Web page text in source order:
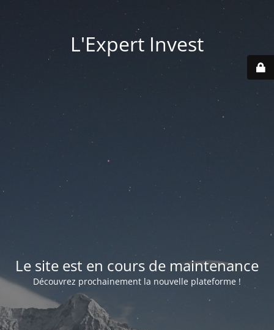
L'Expert Invest
Le site est en cours de maintenance
Découvrez prochainement la nouvelle plateforme !